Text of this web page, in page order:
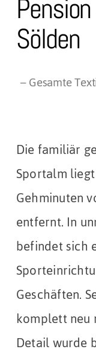
Sölden
– Gesamte
Die familiär
Sportalm
Gehminuten
entfernt. In
befindet sich
Geschäften.
komplett
Detail wurde